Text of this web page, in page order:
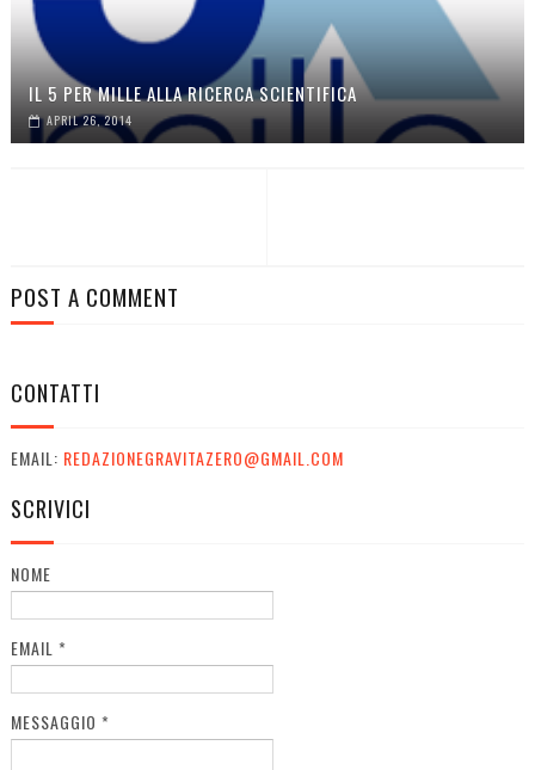
IL 5 PER MILLE ALLA RICERCA SCIENTIFICA
APRIL 26, 2014
POST A COMMENT
CONTATTI
EMAIL: REDAZIONEGRAVITAZERO@GMAIL.COM
SCRIVICI
NOME
EMAIL *
MESSAGGIO *